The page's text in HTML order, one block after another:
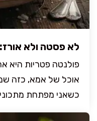
לא פסטה ולא
פולנטה פטריות היא
אוכל של אמא, כזה
כשאני מפתחת